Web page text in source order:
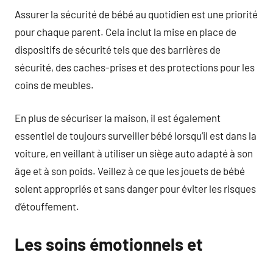
Assurer la sécurité de bébé au quotidien est une priorité
pour chaque parent. Cela inclut la mise en place de
dispositifs de sécurité tels que des barrières de
sécurité, des caches-prises et des protections pour les
coins de meubles.
En plus de sécuriser la maison, il est également
essentiel de toujours surveiller bébé lorsqu’il est dans la
voiture, en veillant à utiliser un siège auto adapté à son
âge et à son poids. Veillez à ce que les jouets de bébé
soient appropriés et sans danger pour éviter les risques
d’étouffement.
Les soins émotionnels et